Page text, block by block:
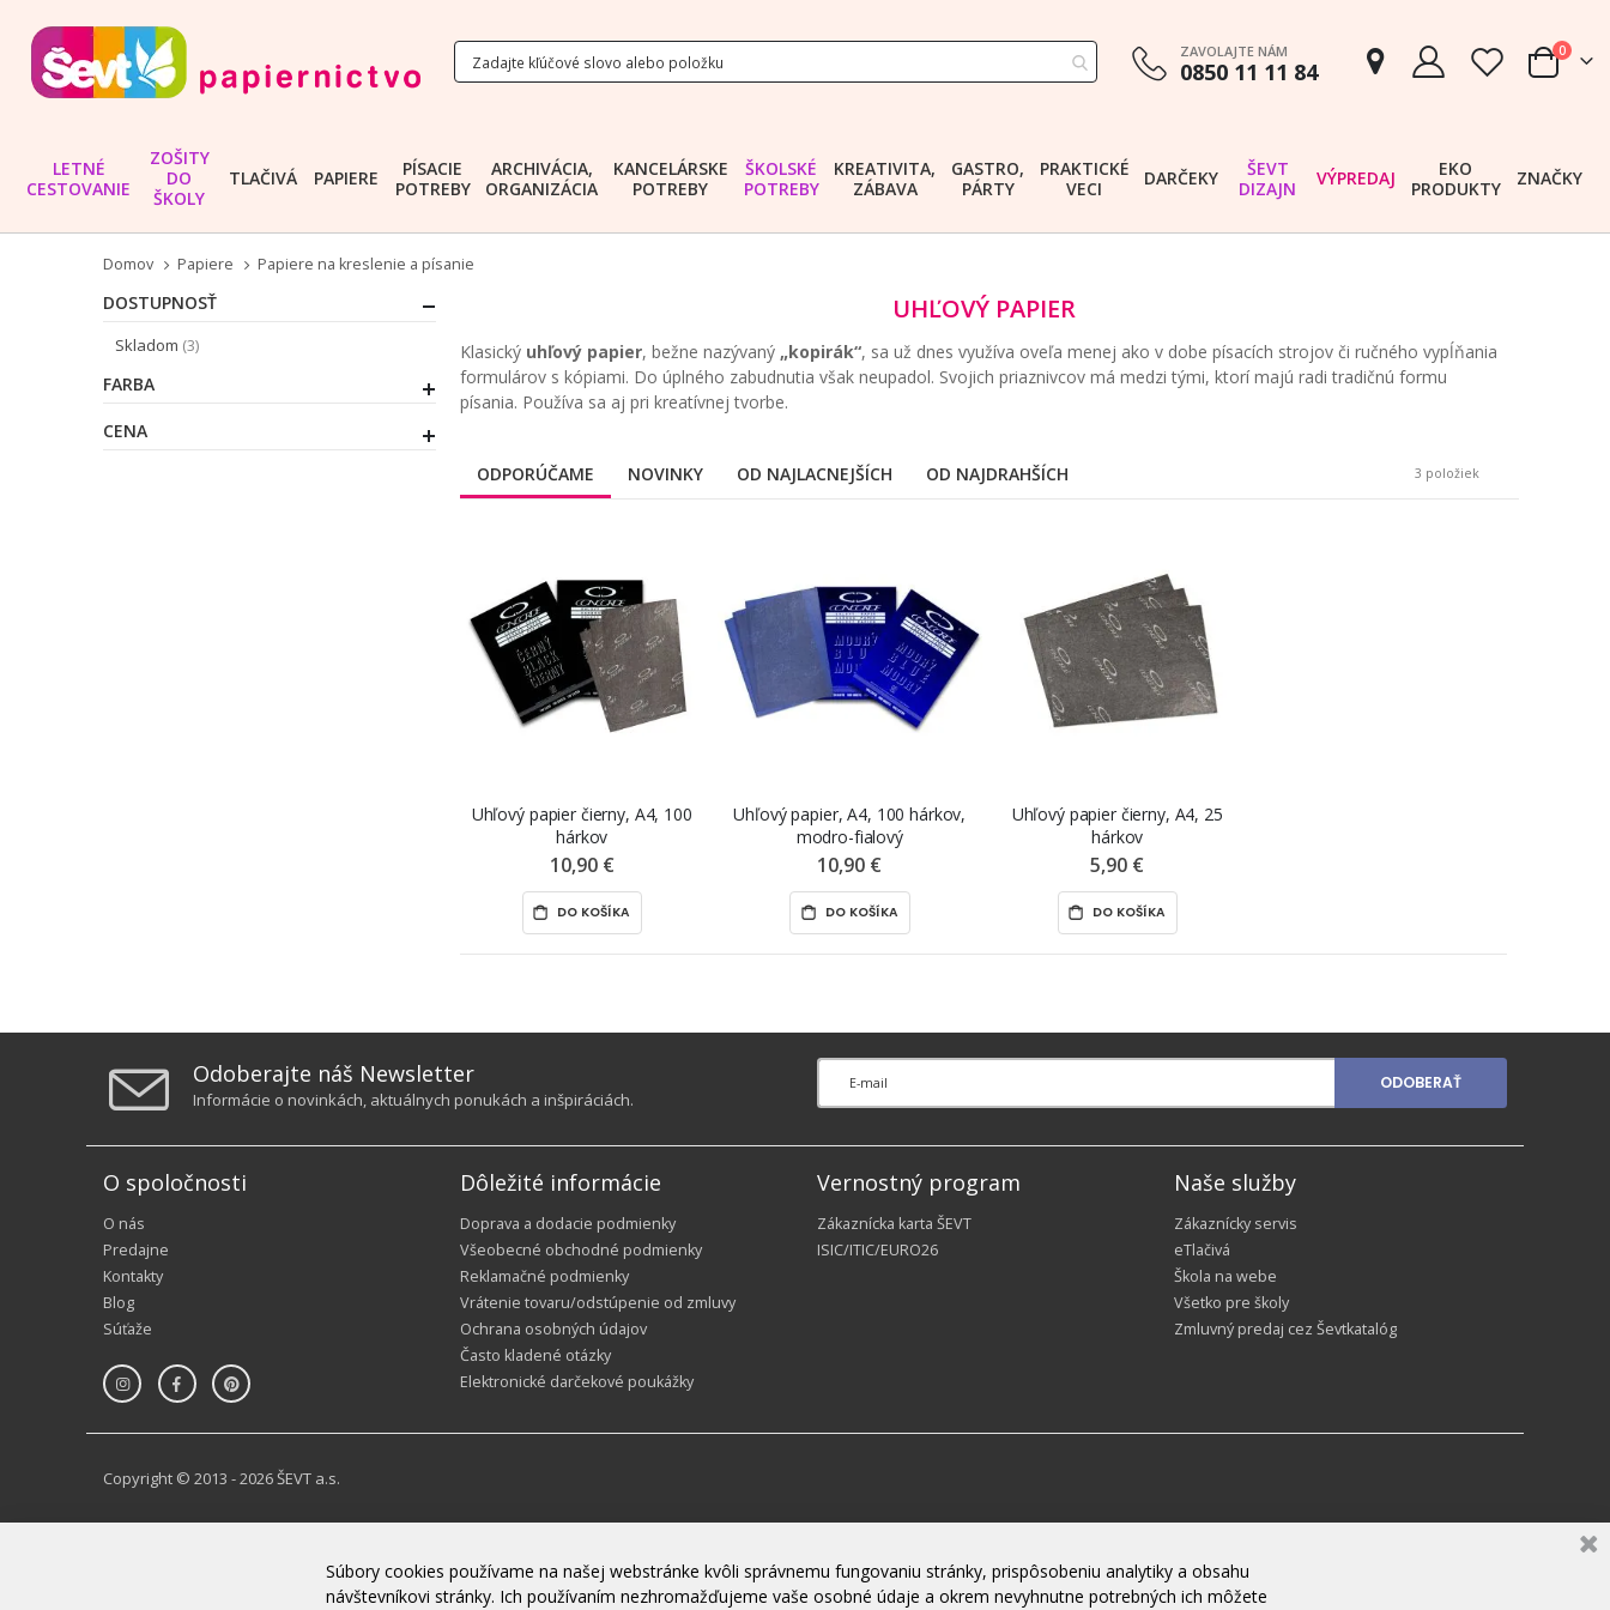
ZAVOLAJTE NÁM
0850 11 11 84 Cart
0
LETNÉ
CESTOVANIE
ZOŠITY
DO
ŠKOLY
TLAČIVÁ PAPIERE
PÍSACIE
POTREBY
ARCHIVÁCIA,
ORGANIZÁCIA
KANCELÁRSKE
POTREBY
ŠKOLSKÉ
POTREBY
KREATIVITA,
ZÁBAVA
GASTRO,
PÁRTY
PRAKTICKÉ
VECI
DARČEKY
ŠEVT
DIZAJN
VÝPREDAJ
EKO
PRODUKTY
ZNAČKY
Domov Papiere Papiere na kreslenie a písanie
UHĽOVÝ PAPIER
Klasický uhľový papier, bežne nazývaný „kopirák“, sa už dnes využíva oveľa menej ako v dobe písacích strojov či ručného vypĺňania
formulárov s kópiami. Do úplného zabudnutia však neupadol. Svojich priaznivcov má medzi tými, ktorí majú radi tradičnú formu
písania. Používa sa aj pri kreatívnej tvorbe.
ODPORÚČAME NOVINKY OD NAJLACNEJŠÍCH OD NAJDRAHŠÍCH 3 položiek
Uhľový papier čierny, A4, 100
hárkov
10,90 €
DO KOŠÍKA
Uhľový papier, A4, 100 hárkov,
modro-fialový
10,90 €
DO KOŠÍKA
Uhľový papier čierny, A4, 25
hárkov
5,90 €
DO KOŠÍKA
DOSTUPNOSŤ
Skladom 3
položky
FARBA
CENA
Odoberajte náš Newsletter
Informácie o novinkách, aktuálnych ponukách a inšpiráciách.
ODOBERAŤ
O spoločnosti
O nás
Predajne
Kontakty
Blog
Súťaže
Dôležité informácie
Doprava a dodacie podmienky
Všeobecné obchodné podmienky
Reklamačné podmienky
Vrátenie tovaru/odstúpenie od zmluvy
Ochrana osobných údajov
Často kladené otázky
Elektronické darčekové poukážky
Vernostný program
Zákaznícka karta ŠEVT
ISIC/ITIC/EURO26
Naše služby
Zákaznícky servis
eTlačivá
Škola na webe
Všetko pre školy
Zmluvný predaj cez Ševtkatalóg
Copyright © 2013 - 2026 ŠEVT a.s.
Súbory cookies používame na našej webstránke kvôli správnemu fungovaniu stránky, prispôsobeniu analytiky a obsahu
návštevníkovi stránky. Ich používaním nezhromažďujeme vaše osobné údaje a okrem nevyhnutne potrebných ich môžete